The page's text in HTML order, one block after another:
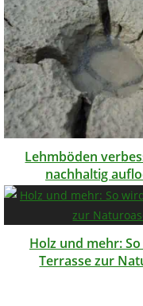
Lehmböden
nachhaltig
Holz und mehr:
Terrasse zur